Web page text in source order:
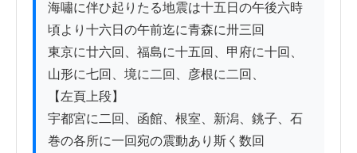
海嘯に伴ひ起りたる地震は十五日の午後六時
頃より十六日の午前迄に青森に卅三回
東京に廿六回、福島に十五回、甲府に十回、
山形に七回、境に二回、彦根に二回、
【左頁上段】
宇都宮に二回、函館、根室、新潟、銚子、石
巻の各所に一回宛の震動あり斯く数回